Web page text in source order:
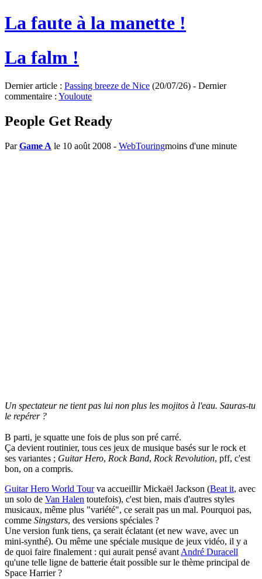
La faute à la manette !
La falm !
Dernier article : Passing breeze de Nice (20/07/26) - Dernier
commentaire : Youloute
People Get Ready
ParGame A le 10 août 2008 - WebTouringmoins d'une minute
Un spectateur ne tient pas lui non plus les mojitos à l'eau. Sauras-tu
le repérer ?
B parti, je squatte une fois de plus son pré carré.
Ça devient routinier, tous ces jeux de musique basés sur le rock et
ses variantes ; Guitar Hero, Rock Band, Rock Revolution, pff, c'est
bon, on a compris.
Guitar Hero World Tourva accueillir Mickaël Jackson (Beat it, avec
un solo de Van Halen toutefois), c'est bien, mais d'autres styles
musicaux, même plus "variété", ce serait pas un mal. Pourquoi pas,
comme Singstars, des versions spéciales ?
Une version funk tiens, ça serait éclatant (et new wave, avec un
mini-synthé). Ou même une spéciale musique de jeux vidéo, il y a
de quoi faire finalement : qui aurait pensé avant André Duracell
qu'une telle ligne de batterie était possible sur le thème principal de
Space Harrier ?